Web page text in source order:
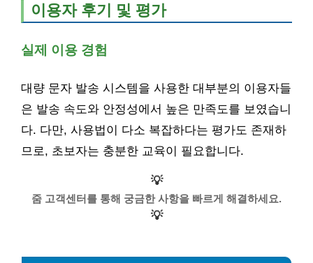
이용자 후기 및 평가
실제 이용 경험
대량 문자 발송 시스템을 사용한 대부분의 이용자들
은 발송 속도와 안정성에서 높은 만족도를 보였습니
다. 다만, 사용법이 다소 복잡하다는 평가도 존재하
므로, 초보자는 충분한 교육이 필요합니다.
💡
줌 고객센터를 통해 궁금한 사항을 빠르게 해결하세요.
💡